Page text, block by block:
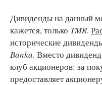
Дивиденды на данный
кажется, только TMR.
исторические
Banka. Вместо
клуб акционеров: за
предоставляет